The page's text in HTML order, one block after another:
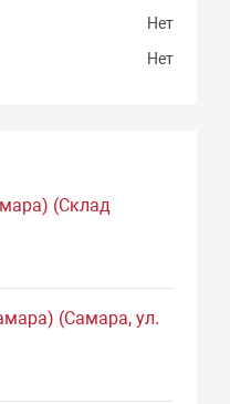
Нет
Нет
(Склад
(Самара, ул.